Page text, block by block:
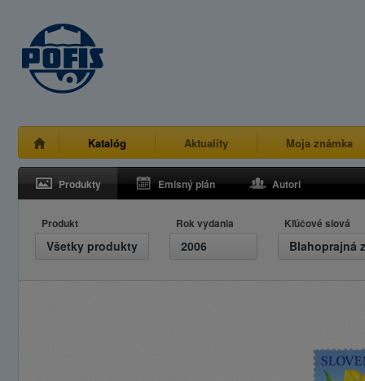
Katalóg Aktuality Moja známka
Produkty Emisný plán Autori
Produkt
Všetky produkty
Rok vydania
2006
Kľúčové slová
Blahoprajná